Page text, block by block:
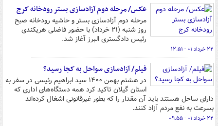
عکس/ مرحله دوم آزادسازی بستر رودخانه کرج
مرحله دوم آزادسازی بستر و حاشیه رودخانه صبح
روز شنبه (۲۱ خرداد) با حضور فاضلی هریکندی
رئیس دادگستری البرز آغاز شد.
۲۲ خرداد ۰۱ - ۱۲:۵۱
فیلم/ آزادسازی سواحل به کجا رسید؟
در هشتم بهمن ۱۴۰۰ سید ابراهیم رئیسی در سفر به
استان گیلان تاکید کرد همه دستگاه‌های اداری که
دارای ساحل هستند باید آن مقدار را که بطور غیرقانونی اشغال کرده‌اند
بسرعت به نفع مردم آزاد کنند.
۲۲ خرداد ۰۱ - ۰۹:۵۵